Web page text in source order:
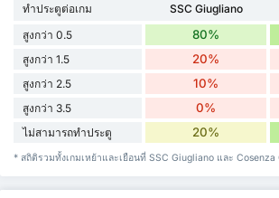
ทำประตูต่อเกม SSC Giugliano
สูงกว่า 0.5
80%
สูงกว่า 1.5 20%
สูงกว่า 2.5 10%
สูงกว่า 3.5 0%
ไม่สามารถทำประตู 20%
* สถิติรวมทั้งเกมเหย้าและเยือนที่ SSC Giugliano และ Cosenza